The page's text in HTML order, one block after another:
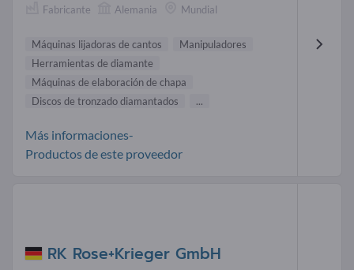
Fabricante Alemania Mundial
Máquinas lijadoras de cantos
Manipuladores
Herramientas de diamante
Máquinas de elaboración de chapa
Discos de tronzado diamantados
...
Más informaciones-
Productos de este proveedor
RK Rose+Krieger GmbH